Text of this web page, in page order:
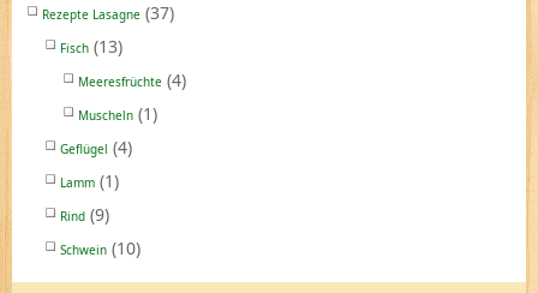
Rezepte Lasagne (37)
Fisch (13)
Meeresfrüchte (4)
Muscheln (1)
Geflügel (4)
Lamm (1)
Rind (9)
Schwein (10)